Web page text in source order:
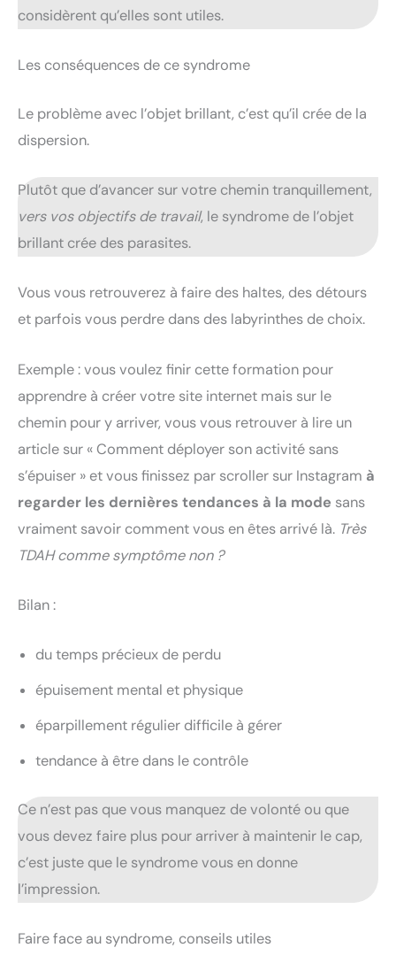
considèrent qu’elles sont utiles.
Les conséquences de ce syndrome
Le problème avec l’objet brillant, c’est qu’il crée de la
dispersion.
Plutôt que d’avancer sur votre chemin tranquillement,
vers vos objectifs de travail, le syndrome de l’objet
brillant crée des parasites.
Vous vous retrouverez à faire des haltes, des détours
et parfois vous perdre dans des labyrinthes de choix.
Exemple : vous voulez finir cette formation pour
apprendre à créer votre site internet mais sur le
chemin pour y arriver, vous vous retrouver à lire un
article sur « Comment déployer son activité sans
s’épuiser » et vous finissez par scroller sur Instagram à
regarder les dernières tendances à la mode sans
vraiment savoir comment vous en êtes arrivé là. Très
TDAH comme symptôme non ?
Bilan :
du temps précieux de perdu
épuisement mental et physique
éparpillement régulier difficile à gérer
tendance à être dans le contrôle
Ce n’est pas que vous manquez de volonté ou que
vous devez faire plus pour arriver à maintenir le cap,
c’est juste que le syndrome vous en donne
l’impression.
Faire face au syndrome, conseils utiles